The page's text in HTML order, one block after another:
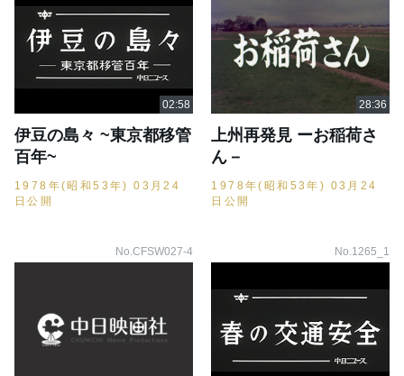
伊豆の島々 ~東京都移管
百年~
1978年(昭和53年) 03月24
日公開
上州再発見 ーお稲荷さ
ん－
1978年(昭和53年) 03月24
日公開
No.CFSW027-4 No.1265_1